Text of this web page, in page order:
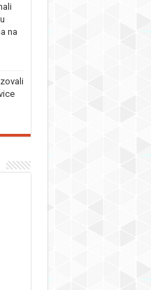
na